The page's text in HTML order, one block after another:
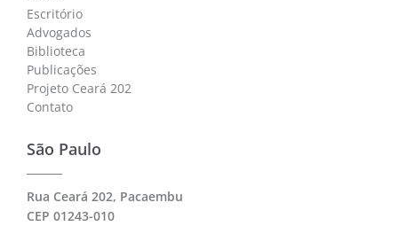
Escritório
Advogados
Biblioteca
Publicações
Projeto Ceará 202
Contato
São Paulo
Rua Ceará 202, Pacaembu
CEP 01243-010